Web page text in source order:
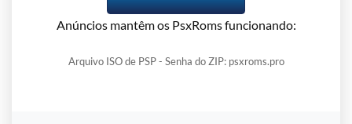
Anúncios mantêm os PsxRoms funcionando:
Arquivo ISO de PSP - Senha do ZIP: psxroms.pro